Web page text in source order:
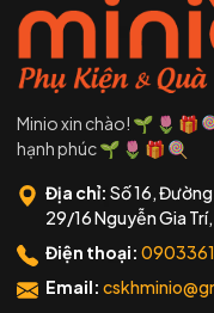
Minio xin chào! 🌱 🌷 🎁
hạnh phúc 🌱 🌷 🎁 🍭
Địa chỉ: Số 16,
29/16 Nguyễn Gia
Điện thoại:
Email: